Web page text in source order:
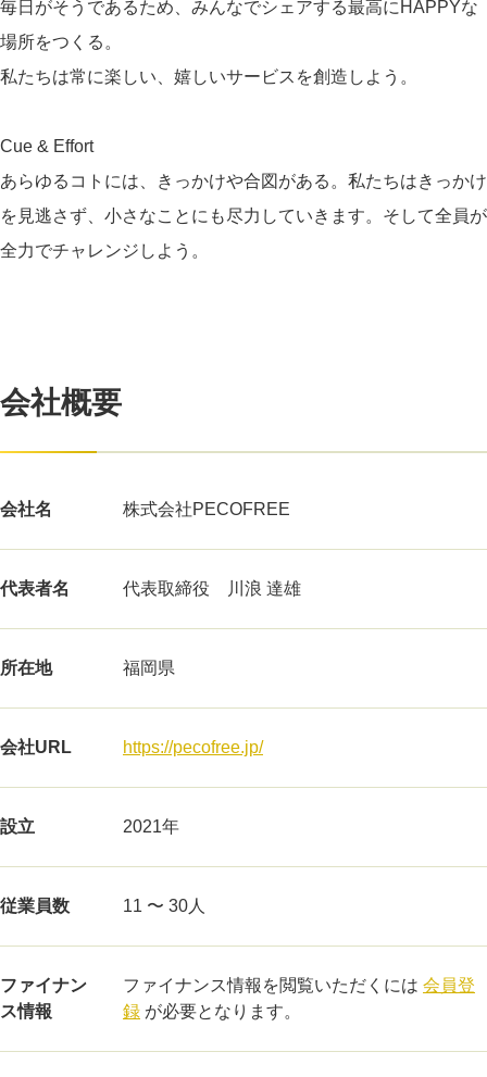
毎日がそうであるため、みんなでシェアする最高にHAPPYな
場所をつくる。
私たちは常に楽しい、嬉しいサービスを創造しよう。
Cue & Effort
あらゆるコトには、きっかけや合図がある。私たちはきっかけ
を見逃さず、小さなことにも尽力していきます。そして全員が
全力でチャレンジしよう。
会社概要
会社名 株式会社PECOFREE
代表者名 代表取締役 川浪 達雄
所在地 福岡県
会社URL https://pecofree.jp/
設立 2021年
従業員数 11 〜 30人
ファイナン
ス情報
ファイナンス情報を閲覧いただくには 会員登
録 が必要となります。